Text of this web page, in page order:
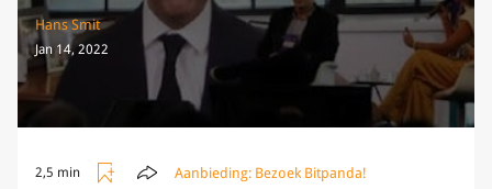
Hans Smit
Jan 14, 2022
2,5 min Aanbieding: Bezoek Bitpanda!